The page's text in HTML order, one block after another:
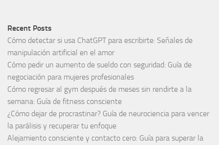
Recent Posts
Cómo detectar si usa ChatGPT para escribirte: Señales de
manipulación artificial en el amor
Cómo pedir un aumento de sueldo con seguridad: Guía de
negociación para mujeres profesionales
Cómo regresar al gym después de meses sin rendirte a la
semana: Guía de fitness consciente
¿Cómo dejar de procrastinar? Guía de neurociencia para vencer
la parálisis y recuperar tu enfoque
Alejamiento consciente y contacto cero: Guía para superar la